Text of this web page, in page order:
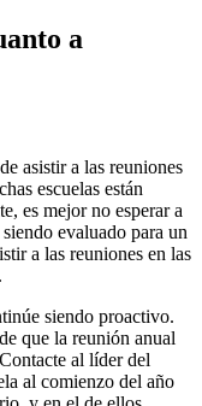
a
asistir a las reuniones
escuelas están
es mejor no esperar a
evaluado para un
a las reuniones en las
siendo proactivo.
que la reunión anual
al líder del
al comienzo del año